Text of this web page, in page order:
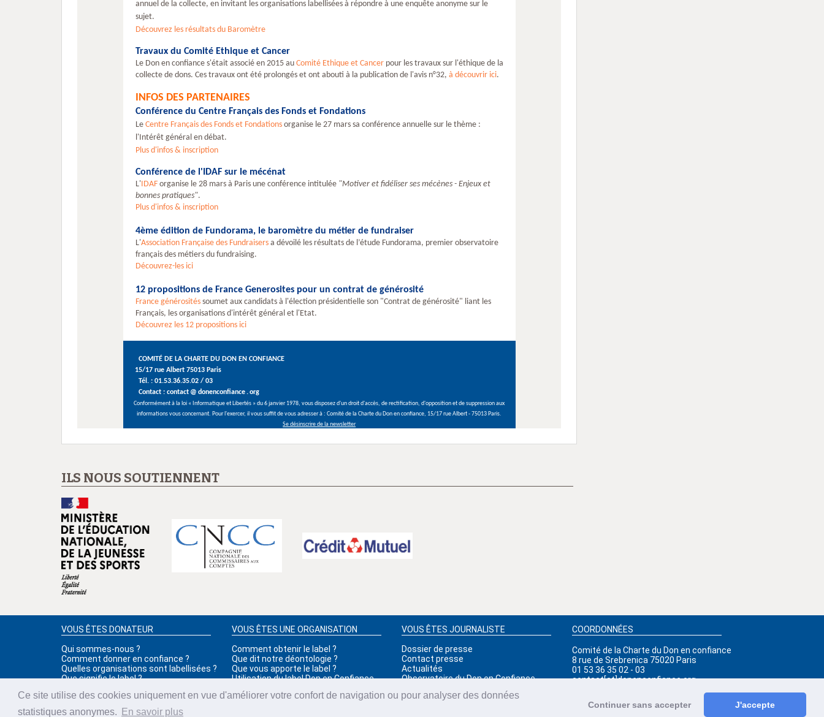
Ce site utilise des cookies uniquement en vue d'améliorer votre confort de navigation ou pour analyser des données
statistiques anonymes.
En savoir plus
Continuer sans accepter J'accepte
annuel de la collecte, en invitant les organisations labellisées à répondre à une enquête anonyme sur le
sujet.
Découvrez les résultats du Baromètre
Travaux du Comité Ethique et Cancer
Le Don en confiance s'était associé en 2015 au Comité Ethique et Cancerpour les travaux sur l'éthique de la
collecte de dons. Ces travaux ont été prolongés et ont abouti à la publication de l'avis n°32, à découvrir ici.
INFOS DES PARTENAIRES
Conférence du Centre Français des Fonds et Fondations
Le Centre Français des Fonds et Fondationsorganise le 27 mars sa conférence annuelle sur le thème :
l'Intérêt général en débat.
Plus d'infos & inscription
Conférence de l'IDAF sur le mécénat
L'IDAForganise le 28 mars à Paris une conférence intitulée "Motiver et fidéliser ses mécènes - Enjeux et
bonnes pratiques".
Plus d'infos & inscription
4ème édition de Fundorama, le baromètre du métier de fundraiser
L'Association Française des Fundraisersa dévoilé les résultats de l’étude Fundorama, premier observatoire
français des métiers du fundraising.
Découvrez-les ici
12 propositions de France Generosites pour un contrat de générosité
France générositéssoumet aux candidats à l'élection présidentielle son "Contrat de générosité" liant les
Français, les organisations d'intérêt général et l'Etat.
Découvrez les 12 propositions ici
COMITÉ DE LA CHARTE DU DON EN CONFIANCE
15/17 rue Albert 75013 Paris
Tél. : 01.53.36.35.02 / 03
Contact : contact @ donenconfiance.org
Conformément à la loi « Informatique et Libertés » du 6 janvier 1978, vous disposez d'un droit d'accès, de rectification, d'opposition et de suppression aux
informations vous concernant. Pour l'exercer, il vous suffit de vous adresser à : Comité de la Charte du Don en confiance, 15/17 rue Albert - 75013 Paris.
Se désinscrire de la newsletter
ILS NOUS SOUTIENNENT
VOUS ÊTES DONATEUR
Qui sommes-nous ?
Comment donner en confiance ?
Quelles organisations sont labellisées ?
Que signifie le label ?
VOUS ÊTES UNE ORGANISATION
Comment obtenir le label ?
Que dit notre déontologie ?
Que vous apporte le label ?
Utilisation du label Don en Confiance
VOUS ÊTES JOURNALISTE
Dossier de presse
Contact presse
Actualités
Observatoire du Don en Confiance
COORDONNÉES
Comité de la Charte du Don en confiance
8 rue de Srebrenica 75020 Paris
01 53 36 35 02 - 03
contact[at]donenconfiance.org
Infos Légales Accessibilité Plan du site